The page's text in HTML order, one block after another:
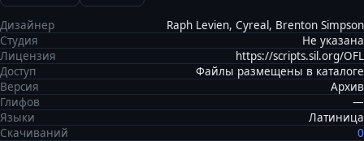
Дизайнер
Raph Levien, Cyreal, Brenton Simpson
Студия
Не указана
Лицензия
https://scripts.sil.org/OFL
Доступ
Файлы размещены в каталоге
Версия
Архив
Глифов
—
Языки
Латиница
Скачиваний
0